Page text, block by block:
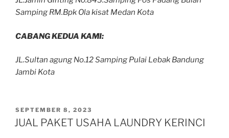
Samping RM.Bpk Ola kisat Medan Kota
CABANG KEDUA KAMI:
JL.Sultan agung No.12 Samping Pulai Lebak Bandung
Jambi Kota
SEPTEMBER 8, 2023
JUAL PAKET USAHA LAUNDRY KERINCI